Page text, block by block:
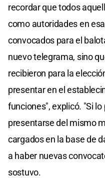
recordar que todos
como autoridades en
convocados para el
nuevo telegrama, sino
recibieron para la
presentar en el
funciones", explicó. "Si
presentarse del mismo
cargados en la base de
a haber nuevas
sostuvo.